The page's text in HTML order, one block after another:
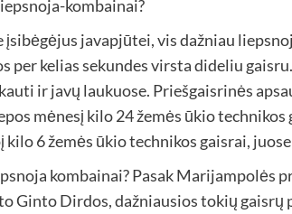
įsibėgėjus javapjūtei, vis dažniau
per kelias sekundes virsta dideliu
ir javų laukuose. Priešgaisrinės
mėnesį kilo 24 žemės ūkio
kilo 6 žemės ūkio technikos gaisrai,
kombainai? Pasak Marijampolės
Ginto Dirdos, dažniausios tokių